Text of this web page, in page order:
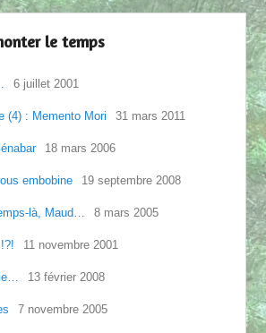
le temps
6 juillet 2001
(4) : Memento Mori 31 mars 2011
18 mars 2006
embobine 19 septembre 2008
là, Maud… 8 mars 2005
11 novembre 2001
13 février 2008
7 novembre 2005